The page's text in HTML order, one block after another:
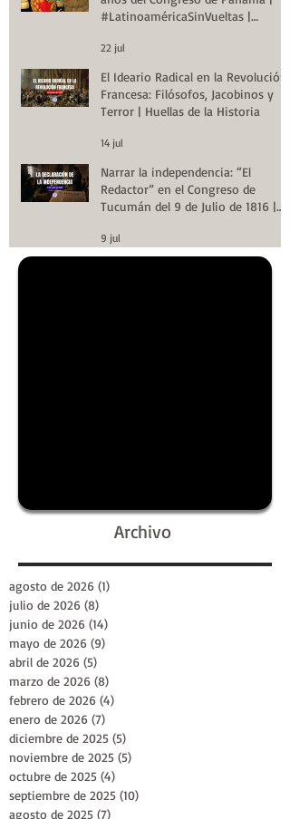
#LatinoaméricaSinVueltas |
22 jul
El Ideario Radical en la Revolución
Francesa: Filósofos, Jacobinos y
Terror | Huellas de la Historia
14 jul
Narrar la independencia: “El
Redactor” en el Congreso de
Tucumán del 9 de Julio de 1816 |
9 jul
Archivo
agosto de 2026 (1)
julio de 2026 (8)
junio de 2026 (14)
mayo de 2026 (9)
abril de 2026 (5)
marzo de 2026 (8)
febrero de 2026 (4)
enero de 2026 (7)
diciembre de 2025 (5)
noviembre de 2025 (5)
octubre de 2025 (4)
septiembre de 2025 (10)
agosto de 2025 (7)